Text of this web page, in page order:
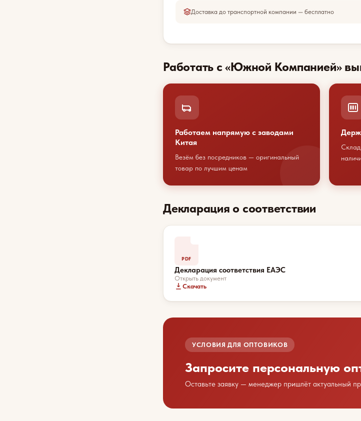
Доставка до транспортной компании — бесплатно
Работать с «Южной Компанией»
Работаем напрямую с заводами
Китая
Везём без посредников — оригинальный
товар по лучшим ценам
Декларация о соответствии
PDF
Декларация соответствия ЕАЭС
Открыть документ
Скачать
УСЛОВИЯ ДЛЯ ОПТОВИКОВ
Запросите персональную
Оставьте заявку — менеджер пришлёт актуальный
Обсудим